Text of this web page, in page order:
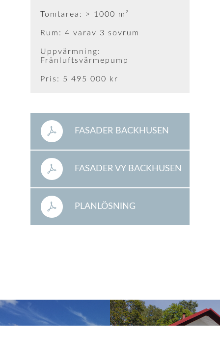
Tomtarea: > 1000 m²
Rum: 4 varav 3 sovrum
Uppvärmning:
Frånluftsvärmepump
Pris: 5 495 000 kr
FASADER BACKHUSEN
FASADER VY BACKHUSEN
PLANLÖSNING